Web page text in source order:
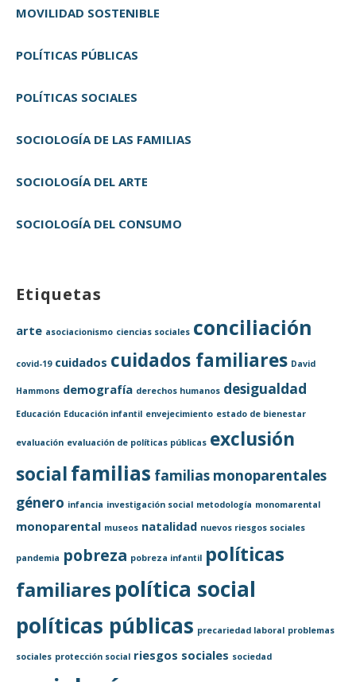
MOVILIDAD SOSTENIBLE
POLÍTICAS PÚBLICAS
POLÍTICAS SOCIALES
SOCIOLOGÍA DE LAS FAMILIAS
SOCIOLOGÍA DEL ARTE
SOCIOLOGÍA DEL CONSUMO
Etiquetas
arte asociacionismo ciencias sociales conciliación
covid-19 cuidados cuidados familiares David
Hammons demografía derechos humanos desigualdad
Educación Educación infantil envejecimiento estado de bienestar
evaluación evaluación de políticas públicas exclusión
socialfamilias familias monoparentales
género infancia investigación social metodología monomarental
monoparental museos natalidad nuevos riesgos sociales
pandemia pobreza pobreza infantil políticas
familiares política social
políticas públicas precariedad laboral problemas
sociales protección social riesgos sociales sociedad